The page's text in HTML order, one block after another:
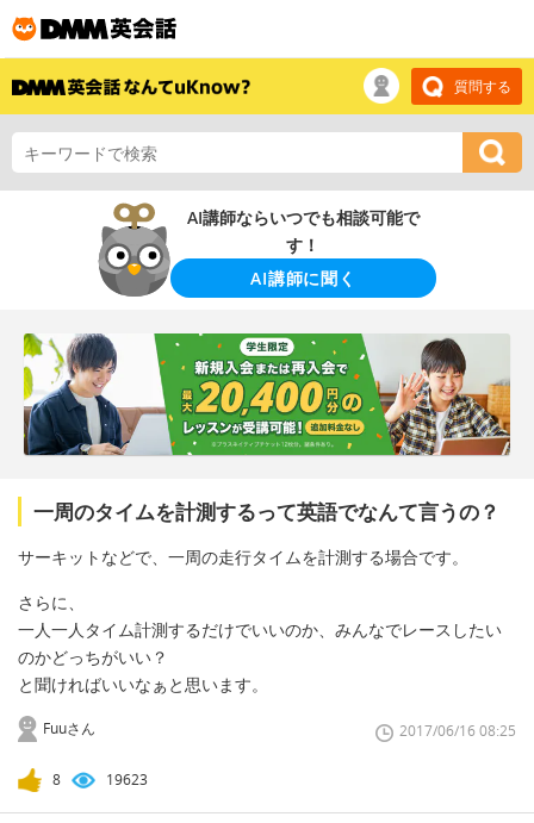
質問する
AI講師ならいつでも相談可能で
す！
AI講師に聞く
一周のタイムを計測するって英語でなんて言うの？
サーキットなどで、一周の走行タイムを計測する場合です。
さらに、
一人一人タイム計測するだけでいいのか、みんなでレースしたい
のかどっちがいい？
と聞ければいいなぁと思います。
Fuuさん 2017/06/16 08:25
8 19623